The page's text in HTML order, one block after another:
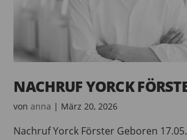
NACHRUF YORCK
vonanna | März 20, 2026
Nachruf Yorck Förster Geboren